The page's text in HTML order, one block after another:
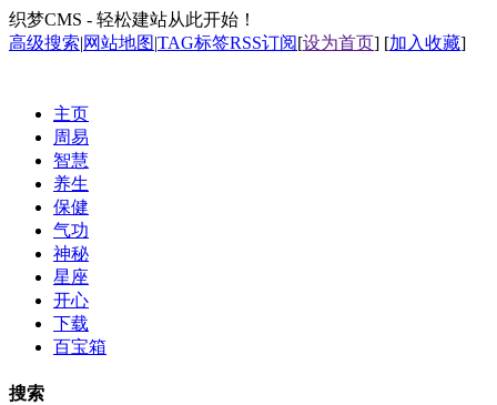
织梦CMS - 轻松建站从此开始！
高级搜索|网站地图|TAG标签RSS订阅[设为首页] [加入收藏]
主页
周易
智慧
养生
保健
气功
神秘
星座
开心
下载
百宝箱
搜索